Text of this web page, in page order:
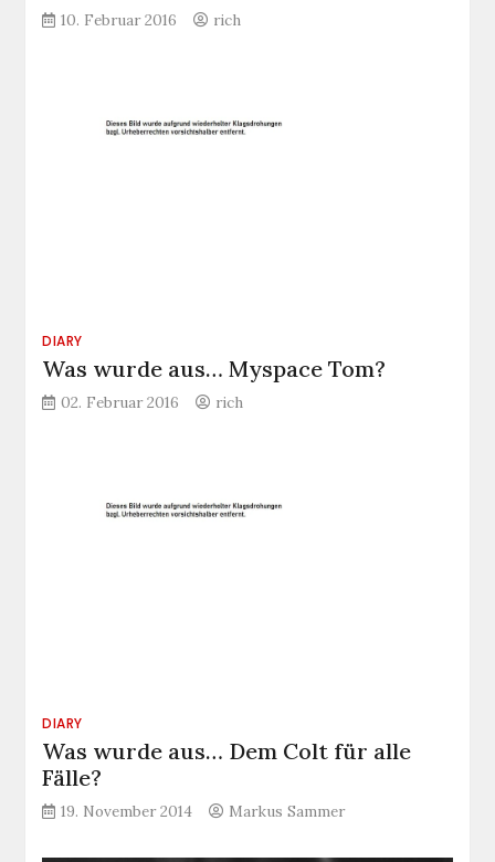
10. Februar 2016 rich
DIARY
Was wurde aus… Myspace Tom?
02. Februar 2016 rich
DIARY
Was wurde aus… Dem Colt für alle
Fälle?
19. November 2014 Markus Sammer